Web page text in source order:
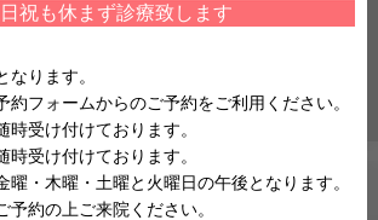
祝も休まず診療致します
なります。
約フォームからのご予約をご利用ください。
時受け付けております。
時受け付けております。
曜・木曜・土曜と火曜日の午後となります。
予約の上ご来院ください。